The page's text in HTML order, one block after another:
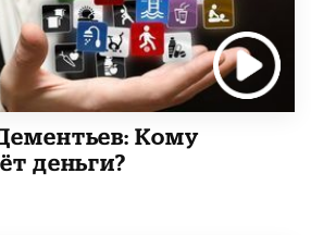
Кому
деньги?